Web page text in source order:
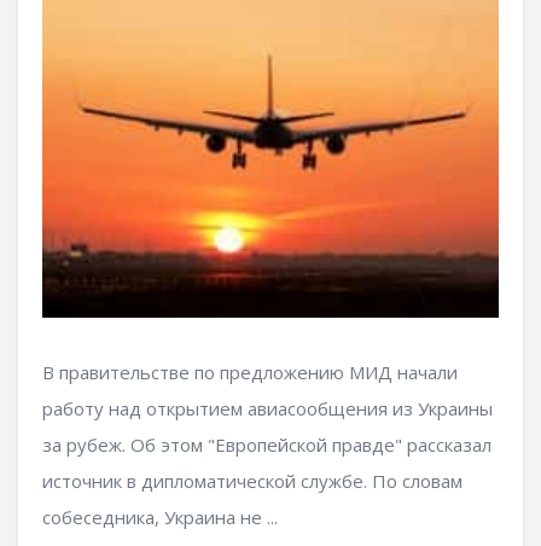
В правительстве по предложению МИД начали
работу над открытием авиасообщения из Украины
за рубеж. Об этом "Европейской правде" рассказал
источник в дипломатической службе. По словам
собеседника, Украина не ...